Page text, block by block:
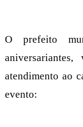
O prefeito
atendimento ao
evento: